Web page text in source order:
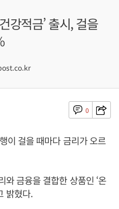
강적금’ 출시, 걸을
0
이 걸을 때마다 금리가 오르
금융을 결합한 상품인 ‘온
밝혔다.